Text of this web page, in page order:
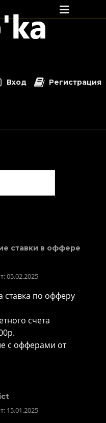
ставки в оффере
05.02.2025
ставка по офферу
счета
с офферами от
15.01.2025
Вход Регистрация